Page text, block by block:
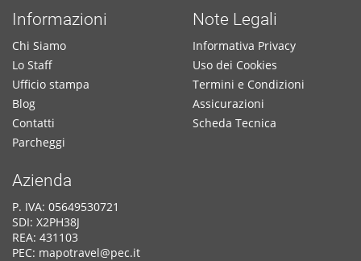
Informazioni
Chi Siamo
Lo Staff
Ufficio stampa
Blog
Contatti
Parcheggi
Note Legali
Informativa Privacy
Uso dei Cookies
Termini e Condizioni
Assicurazioni
Scheda Tecnica
Azienda
P. IVA: 05649530721
SDI: X2PH38J
REA: 431103
PEC: mapotravel@pec.it